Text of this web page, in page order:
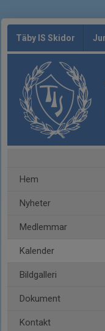
Täby IS Skidor
Hem
Nyheter
Medlemmar
Kalender
Bildgalleri
Dokument
Kontakt